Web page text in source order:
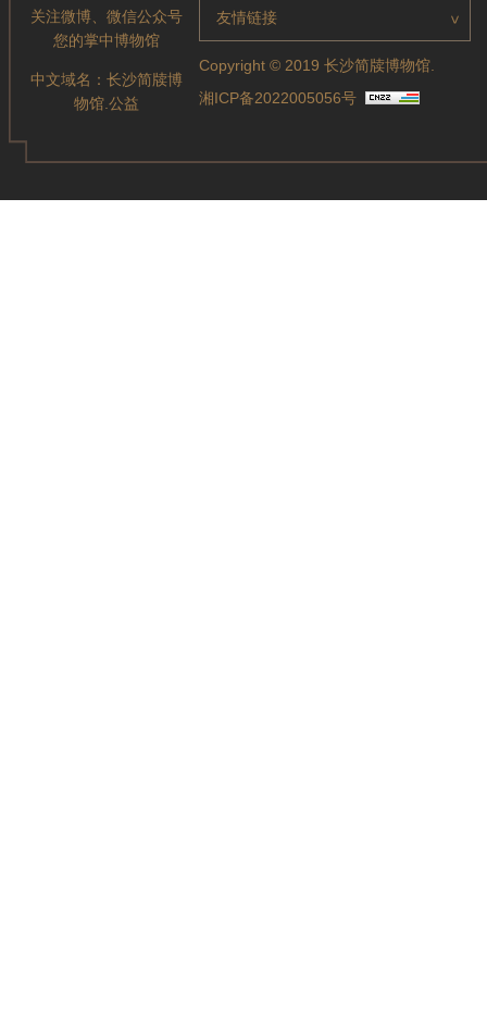
关注微博、微信公众号
您的掌中博物馆
中文域名： 长沙简牍博
物馆.公益
友情链接 >
Copyright © 2019 长沙简牍博物馆.
湘ICP备2022005056号